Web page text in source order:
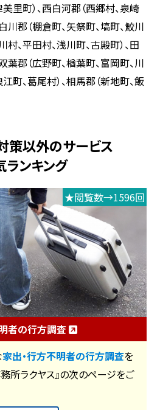
里町）、西白河郡（西郷村、泉崎
川郡（棚倉町、矢祭町、塙町、鮫川
村、平田村、浅川町、古殿町）、田
葉郡（広野町、楢葉町、富岡町、川
町、葛尾村）、相馬郡（新地町、飯
対策以外のサービス
ンキング
★閲覧数→1596回
者の行方調査
家出・行方不明者の行方調査を
所ラクヤス』の次のページをご